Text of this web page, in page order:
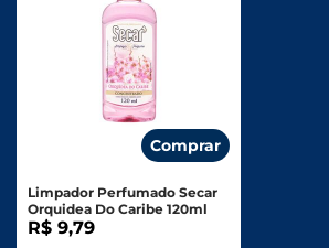
Comprar
Limpador Perfumado Secar
Orquidea Do Caribe 120ml
R$ 9,79